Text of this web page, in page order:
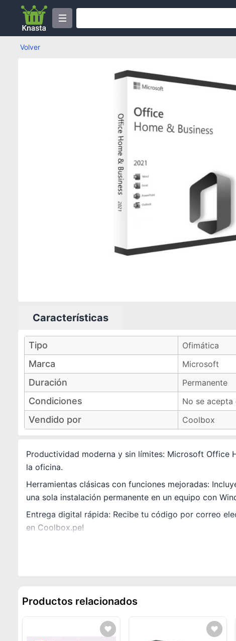
Volver
Características
Características técnicas
Tipo Ofimática
Marca Microsoft
Duración Permanente
Condiciones No se
Vendido por Coolbox
Productividad moderna y sin límites: Microsoft Office
la oficina.
Herramientas clásicas con funciones mejoradas:
una sola instalación permanente en un equipo con
Entrega digital rápida: Recibe tu código por correo
en Coolbox.pe!
Productos relacionados